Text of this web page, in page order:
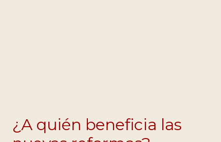
¿A quién beneficia las